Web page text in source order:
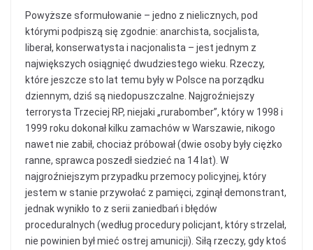
Powyższe sformułowanie – jedno z nielicznych, pod
którymi podpiszą się zgodnie: anarchista, socjalista,
liberał, konserwatysta i nacjonalista – jest jednym z
największych osiągnięć dwudziestego wieku. Rzeczy,
które jeszcze sto lat temu były w Polsce na porządku
dziennym, dziś są niedopuszczalne. Najgroźniejszy
terrorysta Trzeciej RP, niejaki „rurabomber”, który w 1998 i
1999 roku dokonał kilku zamachów w Warszawie, nikogo
nawet nie zabił, chociaż próbował (dwie osoby były ciężko
ranne, sprawca poszedł siedzieć na 14 lat). W
najgroźniejszym przypadku przemocy policyjnej, który
jestem w stanie przywołać z pamięci, zginął demonstrant,
jednak wynikło to z serii zaniedbań i błędów
proceduralnych (według procedury policjant, który strzelał,
nie powinien był mieć ostrej amunicji). Siłą rzeczy, gdy ktoś